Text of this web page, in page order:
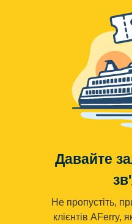
Давайте
Не пропустіть,
клієнтів AFerry,